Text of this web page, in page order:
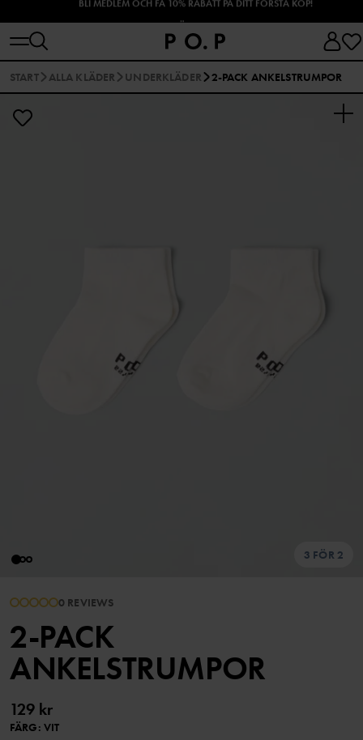
START ALLA KLÄDER UNDERKLÄDER 2-PACK ANKELSTRUMPOR
3 FÖR 2
0 REVIEWS
2-PACK
ANKELSTRUMPOR
129 kr
FÄRG: VIT